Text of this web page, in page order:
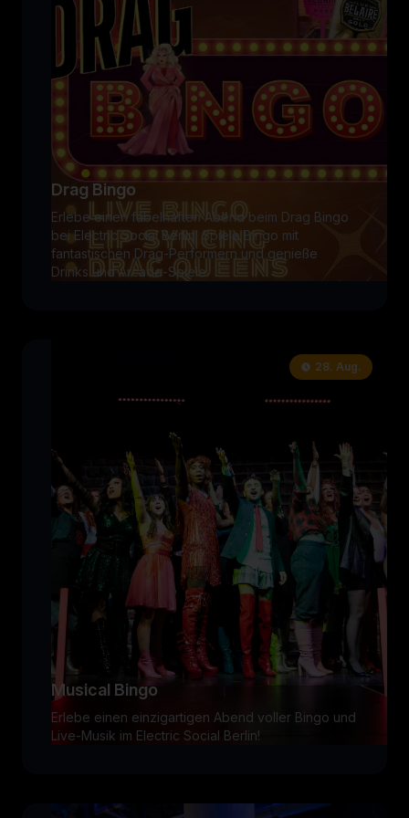
Drag Bingo
Erlebe einen fabelhaften Abend beim Drag Bingo
bei Electric Social Berlin! Spiele Bingo mit
fantastischen Drag-Performern und genieße
Drinks und Arcade-Spiele.
28. Aug.
Musical Bingo
Erlebe einen einzigartigen Abend voller Bingo und
Live-Musik im Electric Social Berlin!